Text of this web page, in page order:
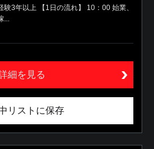
験3年以上 【1日の流れ】 10：00 始業、
...
細を見る
リストに保存